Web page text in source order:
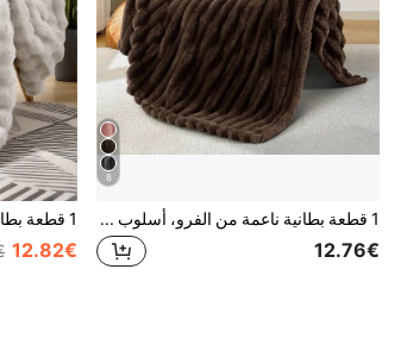
8
1 قطعة بطانية ناعمة من الفرو، أسلوب حديث، قابلة للغسل في الغسالة، مناسبة لجميع الفصول، مثالية للسرير والأريكة والتخييم والهدايا والغرف وديكور غرفة النوم وعيد الهالوين
12.76€
12.82€